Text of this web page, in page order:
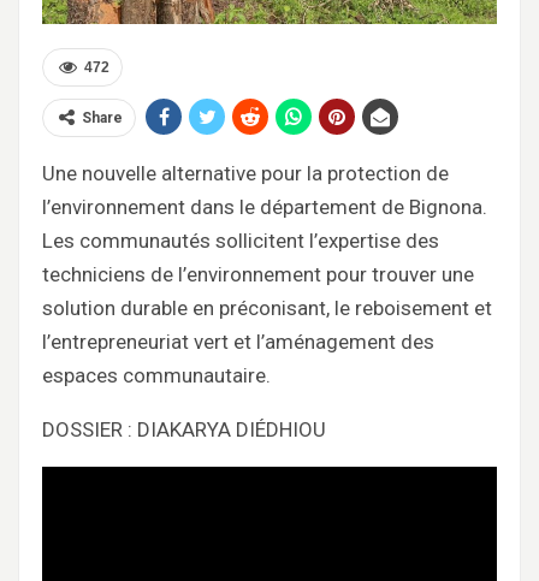
472
Share
Une nouvelle alternative pour la protection de
l’environnement dans le département de Bignona.
Les communautés sollicitent l’expertise des
techniciens de l’environnement pour trouver une
solution durable en préconisant, le reboisement et
l’entrepreneuriat vert et l’aménagement des
espaces communautaire.
DOSSIER : DIAKARYA DIÉDHIOU